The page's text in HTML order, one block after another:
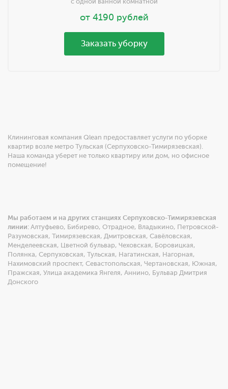
от 4190 рублей
Заказать уборку
Клининговая компания Qlean предоставляет услуги по уборке
квартир возле метро Тульская (Серпуховско-Тимирязевская).
Наша команда уберет не только квартиру или дом, но офисное
помещение!
Мы работаем и на других станциях Серпуховско-Тимирязевская
линии: Алтуфьево, Бибирево, Отрадное, Владыкино, Петровской-
Разумовская, Тимирязевская, Дмитровская, Савёловская,
Менделеевская, Цветной бульвар, Чеховская, Боровицкая,
Полянка, Серпуховская, Тульская, Нагатинская, Нагорная,
Нахимовский проспект, Севастопольская, Чертановская, Южная,
Пражская, Улица академика Янгеля, Аннино, Бульвар Дмитрия
Донского